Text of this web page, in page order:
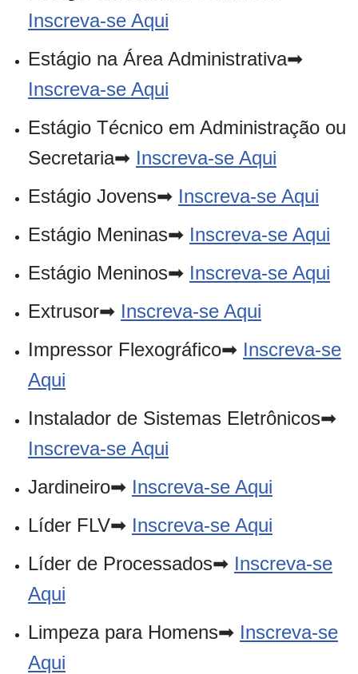
Inscreva-se Aqui
Estágio na Área Administrativa➡
Inscreva-se Aqui
Estágio Técnico em Administração ou
Secretaria➡ Inscreva-se Aqui
Estágio Jovens➡ Inscreva-se Aqui
Estágio Meninas➡ Inscreva-se Aqui
Estágio Meninos➡ Inscreva-se Aqui
Extrusor➡ Inscreva-se Aqui
Impressor Flexográfico➡ Inscreva-se
Aqui
Instalador de Sistemas Eletrônicos➡
Inscreva-se Aqui
Jardineiro➡ Inscreva-se Aqui
Líder FLV➡ Inscreva-se Aqui
Líder de Processados➡ Inscreva-se
Aqui
Limpeza para Homens➡ Inscreva-se
Aqui